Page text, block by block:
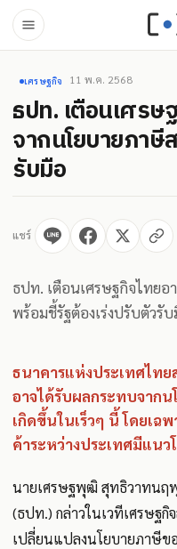
เศรษฐกิจ 11 พ.ค. 2568
ธปท. เตือนเศรษ
จากนโยบายภาษี
รับมือ
แชร์
ธปท. เตือนเศรษฐกิจไทย
พร้อมชี้รัฐต้องเร่งปรับตัวรั
ธนาคารแห่งประเทศไท
อาจได้รับผลกระทบจาก
เกิดขึ้นในเร็วๆ นี้ โดยเ
ค้าระหว่างประเทศมีแนว
นายเศรษฐพุฒิ สุทธิวาทนฤ
(ธปท.) กล่าวในเวทีเศรษฐกิ
เปลี่ยนแปลงนโยบายภาษีข